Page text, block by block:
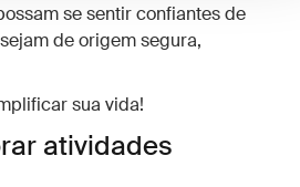
se sentir confiantes de
de origem segura,
sua vida!
atividades